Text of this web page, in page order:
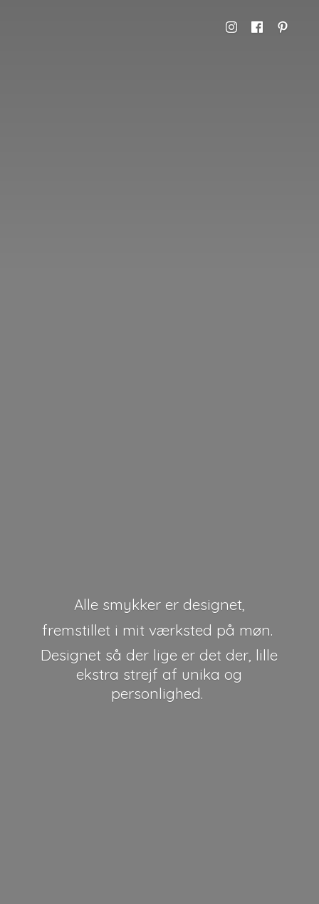
Alle smykker er designet,
fremstillet i mit værksted på møn.
Designet så der lige er det der, lille
ekstra strejf af unikaog
personlighed.